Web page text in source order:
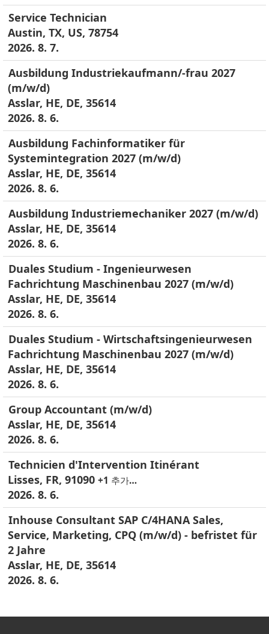
Service Technician
Austin, TX, US, 78754
2026. 8. 7.
Ausbildung Industriekaufmann/-frau 2027
(m/w/d)
Asslar, HE, DE, 35614
2026. 8. 6.
Ausbildung Fachinformatiker für
Systemintegration 2027 (m/w/d)
Asslar, HE, DE, 35614
2026. 8. 6.
Ausbildung Industriemechaniker 2027 (m/w/d)
Asslar, HE, DE, 35614
2026. 8. 6.
Duales Studium - Ingenieurwesen
Fachrichtung Maschinenbau 2027 (m/w/d)
Asslar, HE, DE, 35614
2026. 8. 6.
Duales Studium - Wirtschaftsingenieurwesen
Fachrichtung Maschinenbau 2027 (m/w/d)
Asslar, HE, DE, 35614
2026. 8. 6.
Group Accountant (m/w/d)
Asslar, HE, DE, 35614
2026. 8. 6.
Technicien d'Intervention Itinérant
Lisses, FR, 91090 +1 추가…
2026. 8. 6.
Inhouse Consultant SAP C/4HANA Sales,
Service, Marketing, CPQ (m/w/d) - befristet für
2 Jahre
Asslar, HE, DE, 35614
2026. 8. 6.